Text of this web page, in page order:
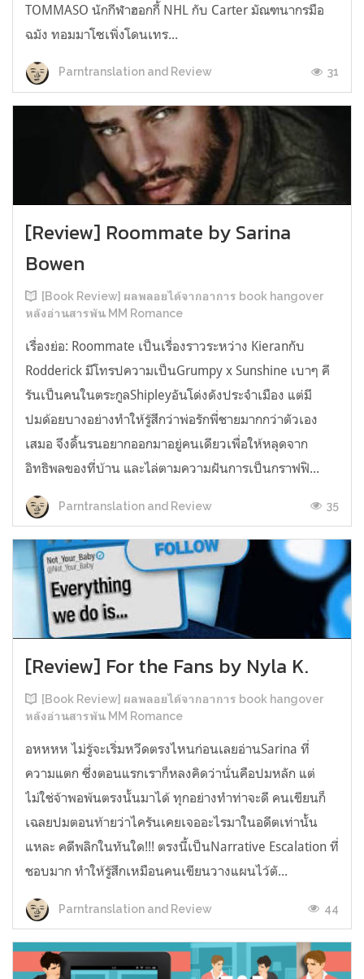
TOMMASO นักกีฬาฮอกกี้ NHL กับ Carter มัณฑนากรมือ
ฉมัง ทอมมาโซเพิ่งโดนเทร...
Parntranslation and Review 31
[Review] Roommate by Sarina
Bowen
[Book Review] ผลพลอยได้จากอาการ book hangover
หลังอ่านสารพัน MM Romance
เรื่องย่อ: Roommate เป็นเรื่องราวระหว่าง Kieranกับ
Rodderick มีโทรปความเป็นGrumpy x Sunshine เบาๆ คี
รันเป็นคนในตระกูลShipleyอันโด่งดังประจำเมือง แต่มี
ปมด้อยบางอย่างทำให้รู้สึกว่าพ่อรักพี่ชายมากกว่าตัวเอง
เสมอ จึงดิ้นรนอยากออกมาอยู่คนเดียวเพื่อให้หลุดจาก
อิทธิพลของที่บ้าน และไล่ตามความฝันการเป็นกราฟฟิ...
Parntranslation and Review 35
[Review] For the Fans by Nyla K.
[Book Review] ผลพลอยได้จากอาการ book hangover
หลังอ่านสารพัน MM Romance
อหหหห ไม่รู้จะเริ่มหวีดตรงไหนก่อนเลยอ่านSarina ที่
ความแตก ซึ่งตอนแรกเราก็หลงคิดว่านั่นคือปมหลัก แต่
ไม่ใช่จ้าพอพ้นตรงนั้นมาได้ ทุกอย่างทำท่าจะดี คนเขียนก็
เฉลยปมตอนท้ายว่าไครันเคยเจออะไรมาในอดีตเท่านั้น
แหละ คดีพลิกในทันใด!!! ตรงนี้เป็นNarrative Escalation ที่
ชอบมาก ทำให้รู้สึกเหมือนคนเขียนวางแผนไว้ตั...
Parntranslation and Review 44